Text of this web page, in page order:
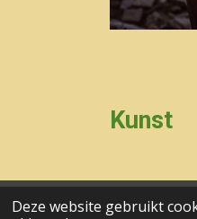
Deze website gebruikt
Kunst
aa© 2017 -